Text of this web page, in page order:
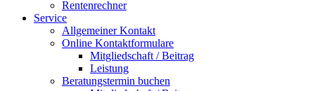
Rentenrechner
Service
Allgemeiner Kontakt
Online Kontaktformulare
Mitgliedschaft / Beitrag
Leistung
Beratungstermin buchen